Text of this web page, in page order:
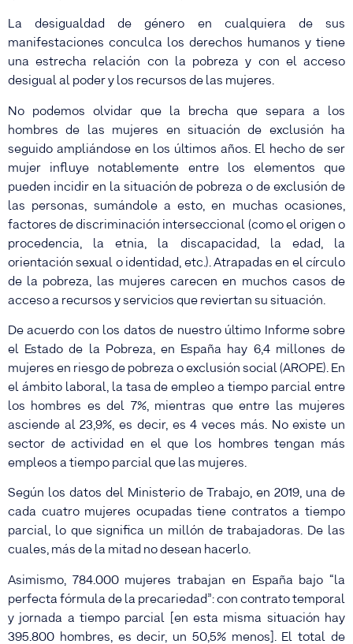
La desigualdad de género en cualquiera de sus
manifestaciones conculca los derechos humanos y tiene
una estrecha relación con la pobreza y con el acceso
desigual al poder y los recursos de las mujeres.
No podemos olvidar que la brecha que separa a los
hombres de las mujeres en situación de exclusión ha
seguido ampliándose en los últimos años. El hecho de ser
mujer influye notablemente entre los elementos que
pueden incidir en la situación de pobreza o de exclusión de
las personas, sumándole a esto, en muchas ocasiones,
factores de discriminación interseccional (como el origen o
procedencia, la etnia, la discapacidad, la edad, la
orientación sexual o identidad, etc.). Atrapadas en el círculo
de la pobreza, las mujeres carecen en muchos casos de
acceso a recursos y servicios que reviertan su situación.
De acuerdo con los datos de nuestro último Informe sobre
el Estado de la Pobreza, en España hay 6,4 millones de
mujeres en riesgo de pobreza o exclusión social (AROPE). En
el ámbito laboral, la tasa de empleo a tiempo parcial entre
los hombres es del 7%, mientras que entre las mujeres
asciende al 23,9%, es decir, es 4 veces más. No existe un
sector de actividad en el que los hombres tengan más
empleos a tiempo parcial que las mujeres.
Según los datos del Ministerio de Trabajo, en 2019, una de
cada cuatro mujeres ocupadas tiene contratos a tiempo
parcial, lo que significa un millón de trabajadoras. De las
cuales, más de la mitad no desean hacerlo.
Asimismo, 784.000 mujeres trabajan en España bajo “la
perfecta fórmula de la precariedad”: con contrato temporal
y jornada a tiempo parcial [en esta misma situación hay
395.800 hombres, es decir, un 50,5% menos]. El total de